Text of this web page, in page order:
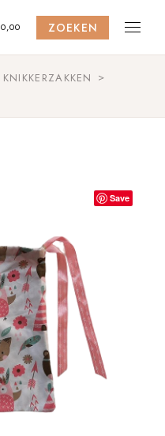
0,00 ZOEKEN
KNIKKERZAKKEN
Save